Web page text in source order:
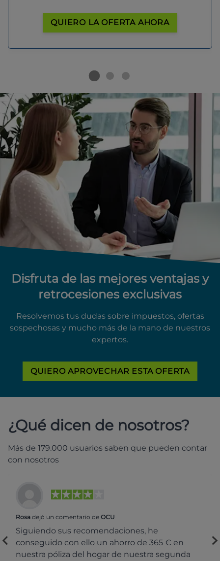
QUIERO LA OFERTA AHORA
Disfruta de las mejores ventajas y
retrocesiones exclusivas
Resolvemos tus dudas sobre impuestos, ofertas
sospechosas y mucho más de la mano de nuestros
expertos.
QUIERO APROVECHAR ESTA OFERTA
¿Qué dicen de nosotros?
Más de 179.000 usuarios saben que pueden contar
con nosotros
Rosa dejó un comentario de OCU
Siguiendo sus recomendaciones, he
conseguido con ello un ahorro de 365 € en
nuestra póliza del hogar de nuestra segunda